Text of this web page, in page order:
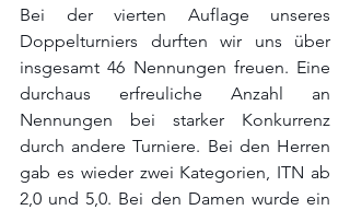
Bei der vierten Auflage unseres
Doppelturniers durften wir uns über
insgesamt 46 Nennungen freuen. Eine
durchaus erfreuliche Anzahl an
Nennungen bei starker Konkurrenz
durch andere Turniere. Bei den Herren
gab es wieder zwei Kategorien, ITN ab
2,0 und 5,0. Bei den Damen wurde ein